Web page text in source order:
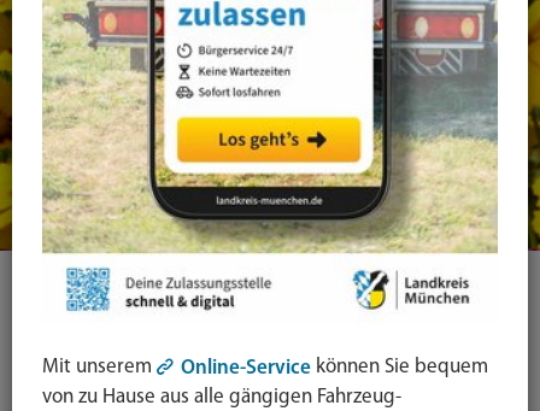
Ihre Suche
Mit unserem Online-Service können Sie bequem
von zu Hause aus alle gängigen Fahrzeug-